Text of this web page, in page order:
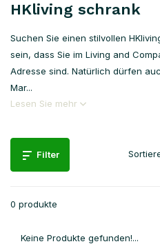
HKliving schrank
Suchen Sie einen stilvollen
sein, dass Sie im Living and
Adresse sind. Natürlich dürfen
Mar...
Lesen Sie mehr
Filter
0 produkte
Keine Produkte gefunden!...